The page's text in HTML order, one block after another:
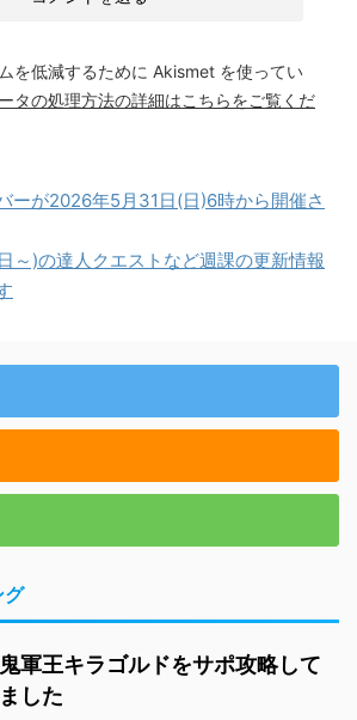
を低減するために Akismet を使ってい
タの処理方法の詳細はこちらをご覧くだ
ーが2026年5月31日(日)6時から開催さ
～)の達人クエストなど週課の更新情報
グ
軍王キラゴルドをサポ攻略して
した